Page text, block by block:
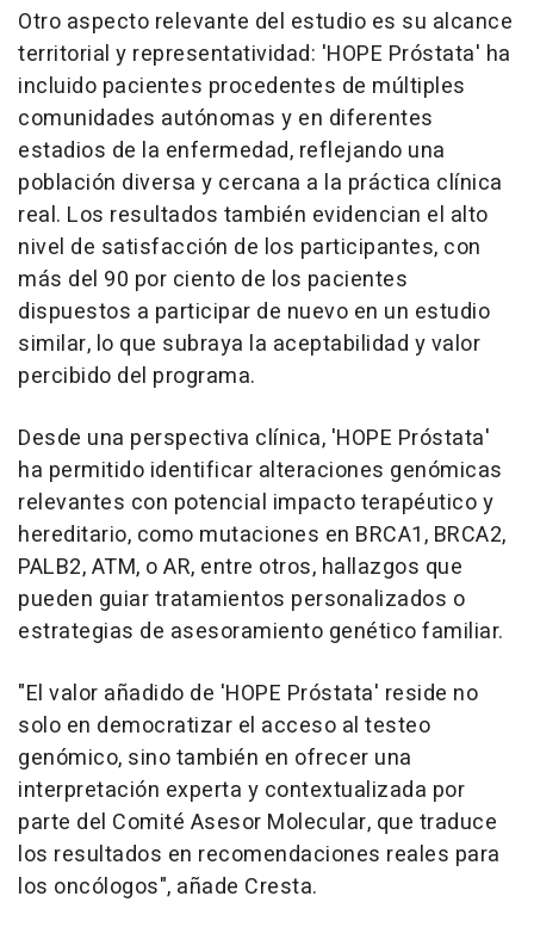
Otro aspecto relevante del estudio es su alcance
territorial y representatividad: 'HOPE Próstata' ha
incluido pacientes procedentes de múltiples
comunidades autónomas y en diferentes
estadios de la enfermedad, reflejando una
población diversa y cercana a la práctica clínica
real. Los resultados también evidencian el alto
nivel de satisfacción de los participantes, con
más del 90 por ciento de los pacientes
dispuestos a participar de nuevo en un estudio
similar, lo que subraya la aceptabilidad y valor
percibido del programa.
Desde una perspectiva clínica, 'HOPE Próstata'
ha permitido identificar alteraciones genómicas
relevantes con potencial impacto terapéutico y
hereditario, como mutaciones en BRCA1, BRCA2,
PALB2, ATM, o AR, entre otros, hallazgos que
pueden guiar tratamientos personalizados o
estrategias de asesoramiento genético familiar.
"El valor añadido de 'HOPE Próstata' reside no
solo en democratizar el acceso al testeo
genómico, sino también en ofrecer una
interpretación experta y contextualizada por
parte del Comité Asesor Molecular, que traduce
los resultados en recomendaciones reales para
los oncólogos", añade Cresta.